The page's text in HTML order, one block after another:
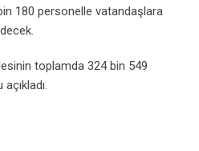
180 personelle vatandaşlara
toplamda 324 bin 549